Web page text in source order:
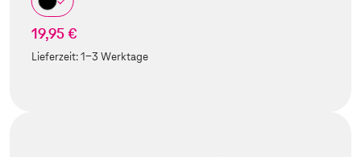
19,95 €
Lieferzeit:1-3 Werktage